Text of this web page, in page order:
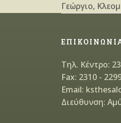
Γεώργιο,
Τηλ. Κέντρο:
Fax: 2310 -
Email:
Διεύθυνση: